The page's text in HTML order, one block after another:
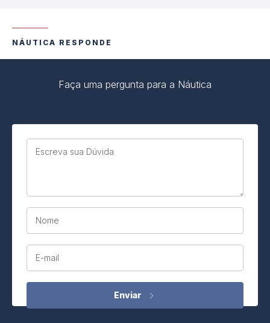
NÁUTICA RESPONDE
Faça uma pergunta para a Náutica
Escreva sua Dúvida
Nome
E-mail